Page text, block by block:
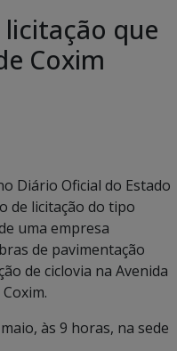
licitação que
Coxim
Diário Oficial do Estado
de licitação do tipo
uma empresa
de pavimentação
de ciclovia na Avenida
às 9 horas, na sede